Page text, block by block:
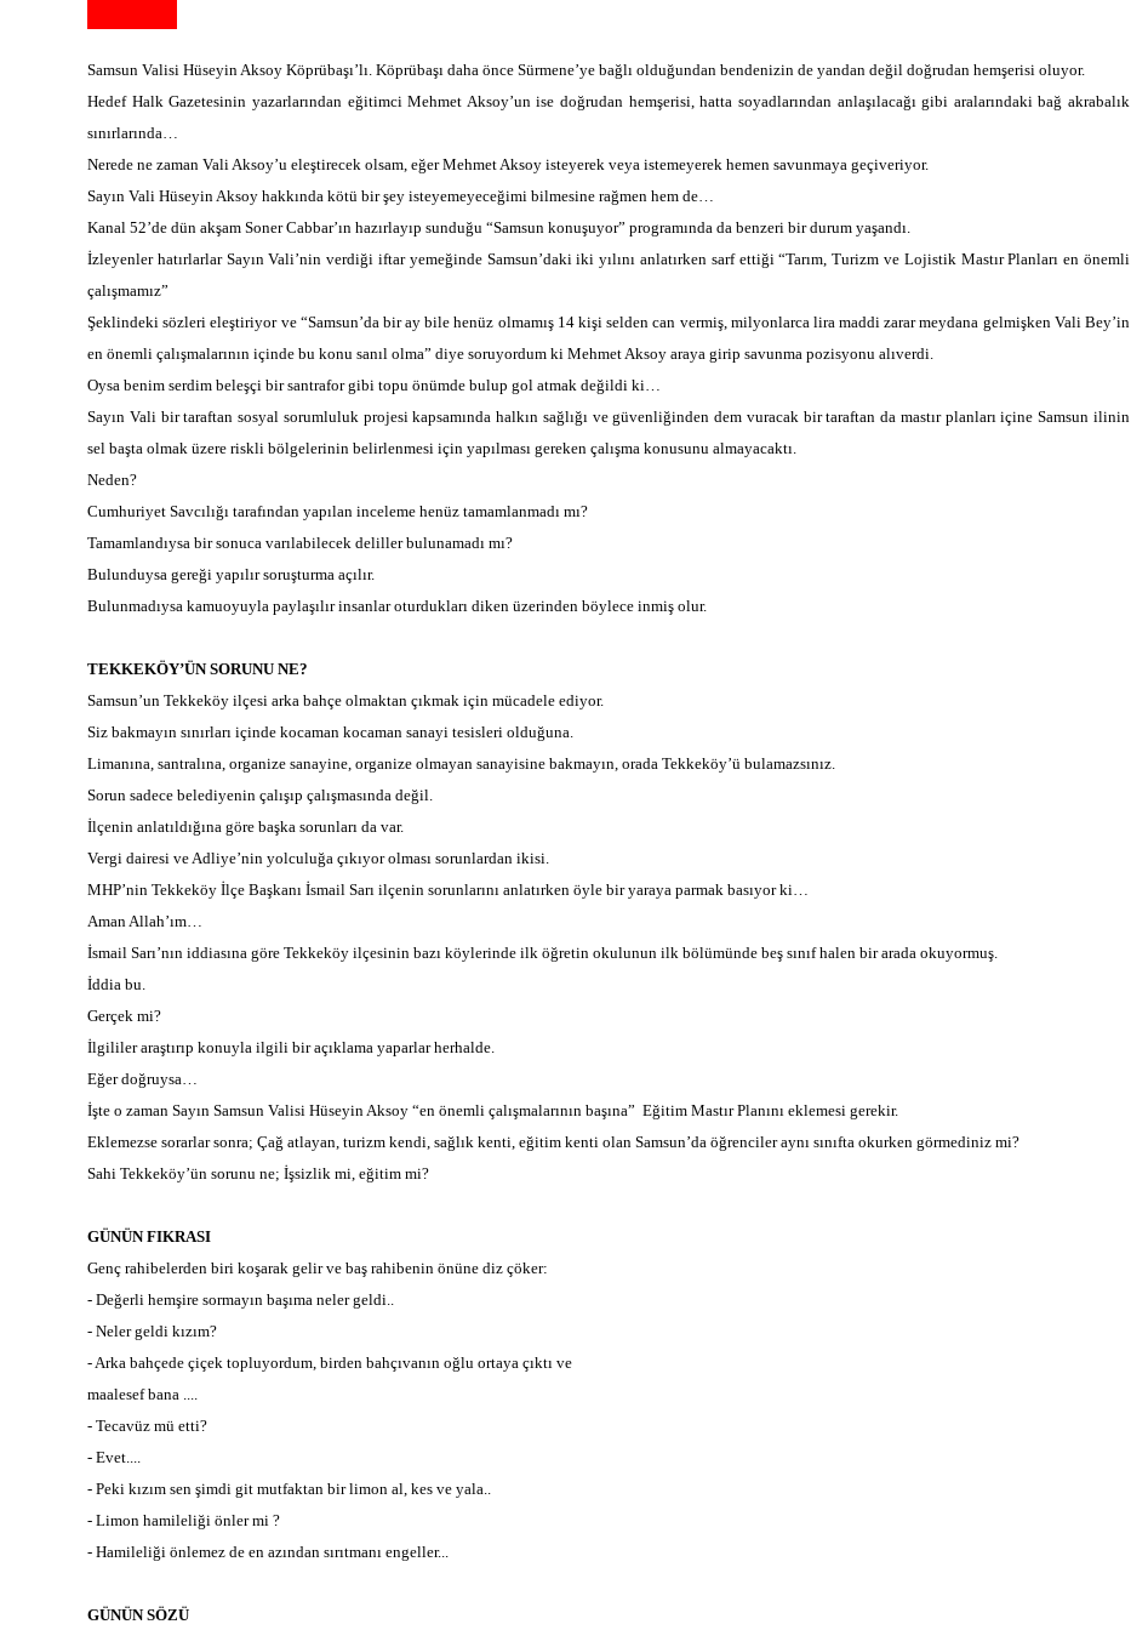
Samsun Valisi Hüseyin Aksoy Köprübaşı’lı. Köprübaşı daha önce Sürmene’ye bağlı olduğundan bendenizin de yandan değil doğrudan hemşerisi oluyor.
Hedef Halk Gazetesinin yazarlarından eğitimci Mehmet Aksoy’un ise doğrudan hemşerisi, hatta soyadlarından anlaşılacağı gibi aralarındaki bağ akrabalık
sınırlarında…
Nerede ne zaman Vali Aksoy’u eleştirecek olsam, eğer Mehmet Aksoy isteyerek veya istemeyerek hemen savunmaya geçiveriyor.
Sayın Vali Hüseyin Aksoy hakkında kötü bir şey isteyemeyeceğimi bilmesine rağmen hem de…
Kanal 52’de dün akşam Soner Cabbar’ın hazırlayıp sunduğu “Samsun konuşuyor” programında da benzeri bir durum yaşandı.
İzleyenler hatırlarlar Sayın Vali’nin verdiği iftar yemeğinde Samsun’daki iki yılını anlatırken sarf ettiği “Tarım, Turizm ve Lojistik Mastır Planları en önemli
çalışmamız”
Şeklindeki sözleri eleştiriyor ve “Samsun’da bir ay bile henüz olmamış 14 kişi selden can vermiş, milyonlarca lira maddi zarar meydana gelmişken Vali Bey’in
en önemli çalışmalarının içinde bu konu sanıl olma” diye soruyordum ki Mehmet Aksoy araya girip savunma pozisyonu alıverdi.
Oysa benim serdim beleşçi bir santrafor gibi topu önümde bulup gol atmak değildi ki…
Sayın Vali bir taraftan sosyal sorumluluk projesi kapsamında halkın sağlığı ve güvenliğinden dem vuracak bir taraftan da mastır planları içine Samsun ilinin
sel başta olmak üzere riskli bölgelerinin belirlenmesi için yapılması gereken çalışma konusunu almayacaktı.
Neden?
Cumhuriyet Savcılığı tarafından yapılan inceleme henüz tamamlanmadı mı?
Tamamlandıysa bir sonuca varılabilecek deliller bulunamadı mı?
Bulunduysa gereği yapılır soruşturma açılır.
Bulunmadıysa kamuoyuyla paylaşılır insanlar oturdukları diken üzerinden böylece inmiş olur.
TEKKEKÖY’ÜN SORUNU NE?
Samsun’un Tekkeköy ilçesi arka bahçe olmaktan çıkmak için mücadele ediyor.
Siz bakmayın sınırları içinde kocaman kocaman sanayi tesisleri olduğuna.
Limanına, santralına, organize sanayine, organize olmayan sanayisine bakmayın, orada Tekkeköy’ü bulamazsınız.
Sorun sadece belediyenin çalışıp çalışmasında değil.
İlçenin anlatıldığına göre başka sorunları da var.
Vergi dairesi ve Adliye’nin yolculuğa çıkıyor olması sorunlardan ikisi.
MHP’nin Tekkeköy İlçe Başkanı İsmail Sarı ilçenin sorunlarını anlatırken öyle bir yaraya parmak basıyor ki…
Aman Allah’ım…
İsmail Sarı’nın iddiasına göre Tekkeköy ilçesinin bazı köylerinde ilk öğretin okulunun ilk bölümünde beş sınıf halen bir arada okuyormuş.
İddia bu.
Gerçek mi?
İlgililer araştırıp konuyla ilgili bir açıklama yaparlar herhalde.
Eğer doğruysa…
İşte o zaman Sayın Samsun Valisi Hüseyin Aksoy “en önemli çalışmalarının başına” Eğitim Mastır Planını eklemesi gerekir.
Eklemezse sorarlar sonra; Çağ atlayan, turizm kendi, sağlık kenti, eğitim kenti olan Samsun’da öğrenciler aynı sınıfta okurken görmediniz mi?
Sahi Tekkeköy’ün sorunu ne; İşsizlik mi, eğitim mi?
GÜNÜN FIKRASI
Genç rahibelerden biri koşarak gelir ve baş rahibenin önüne diz çöker:
- Değerli hemşire sormayın başıma neler geldi..
- Neler geldi kızım?
- Arka bahçede çiçek topluyordum, birden bahçıvanın oğlu ortaya çıktı ve
maalesef bana ....
- Tecavüz mü etti?
- Evet....
- Peki kızım sen şimdi git mutfaktan bir limon al, kes ve yala..
- Limon hamileliği önler mi ?
- Hamileliği önlemez de en azından sırıtmanı engeller...
GÜNÜN SÖZÜ